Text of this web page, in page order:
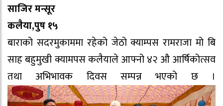
साजिर मन्सूर
कलैया,पुष १५
बाराको सदरमुकाममा रहेको जेठो क्याम्पस रामराजा मो बि
साह बहुमुखी क्यामपस कलैयाले आफ्नो ४२ औ आर्षिकोत्सव
तथा अभिभावक दिवस सम्पन्न भएको छ ।